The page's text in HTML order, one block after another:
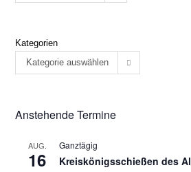
Kategorien
Kategorie auswählen
Anstehende Termine
AUG.
16
Ganztägig
Kreiskönigsschießen des